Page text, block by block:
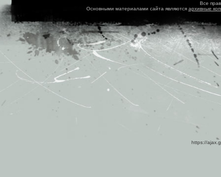
Все
Основными материалами сайта являются архивные
https://